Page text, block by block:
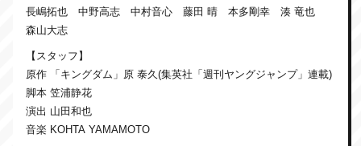
長嶋拓也 中野高志 中村音心 藤田 晴 本多剛幸 湊 竜也
森山大志
【スタッフ】
原作 「キングダム」原 泰久(集英社「週刊ヤングジャンプ」連載)
脚本 笠浦静花
演出 山田和也
音楽 KOHTA YAMAMOTO